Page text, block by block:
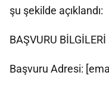
şu şekilde açıklandı:
BAŞVURU BİLGİLERİ
Başvuru Adresi: